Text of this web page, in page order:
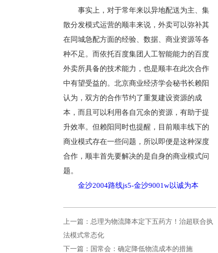
事实上，对于常年来以异地配送为主、集
散分发模式运营的顺丰来说，外卖可以弥补其
在同城急配方面的经验、数据、商业资源等各
种不足。而依托百度集团人工智能能力的百度
外卖所具备的技术能力，也是顺丰在此次合作
中有望受益的。北京商业经济学会秘书长赖阳
认为，双方的合作节约了重复建设资源的成
本，而且可以利用各自冗余的资源，有助于提
升效率。但赖阳同时也提醒，目前顺丰线下的
商业模式存在一些问题，所以即便是这种深度
合作，顺丰首先要解决的是自身的商业模式问
题。
金沙2004路线js5-金沙9001w以诚为本
上一篇：总理为物流降本定下五药方！治超联合执
法模式常态化
下一篇：国常会：确定降低物流成本的措施